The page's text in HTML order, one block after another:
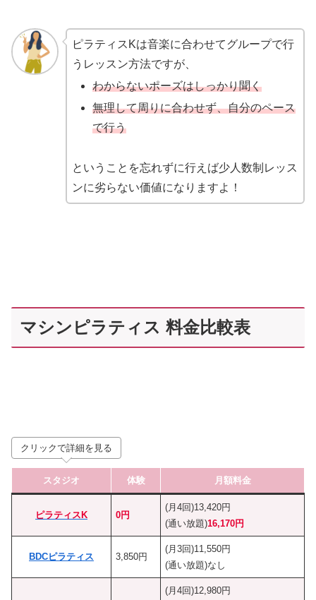
ピラティスKは音楽に合わせてグループで行
うレッスン方法ですが、
わからないポーズはしっかり聞く
無理して周りに合わせず、自分のペース
で行う
ということを忘れずに行えば少人数制レッス
ンに劣らない価値になりますよ！
マシンピラティス 料金比較表
クリックで詳細を見る
スタジオ 体験 月額料金
ピラティスK 0円
(月4回)13,420円
(通い放題)16,170円
BDCピラティス 3,850円
(月3回)11,550円
(通い放題)なし
(月4回)12,980円